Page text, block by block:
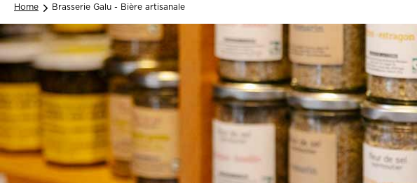
Home Brasserie Galu - Bière artisanale